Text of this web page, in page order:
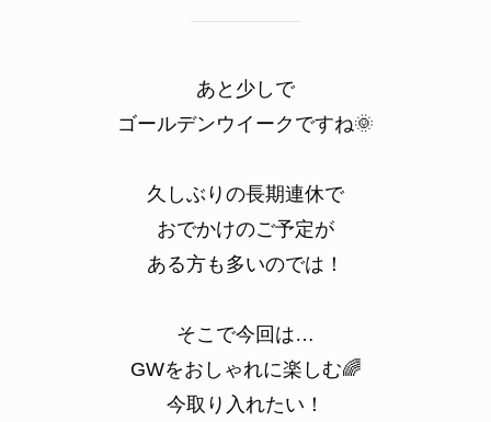
あと少しで
ゴールデンウイークですね🌞
久しぶりの長期連休で
おでかけのご予定が
ある方も多いのでは！
そこで今回は…
GWをおしゃれに楽しむ🌈
今取り入れたい！